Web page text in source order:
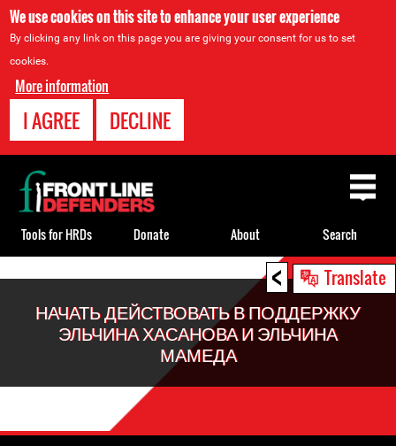
We use cookies on this site to enhance your user experience
By clicking any link on this page you are giving your consent for us to set
cookies.
More information
I AGREE DECLINE
< Translate
НАЧАТЬ ДЕЙСТВОВАТЬ В ПОДДЕРЖКУ
ЭЛЬЧИНА ХАСАНОВА И ЭЛЬЧИНА
МАМЕДА
Back
to
top
Tools for HRDs Donate About Search